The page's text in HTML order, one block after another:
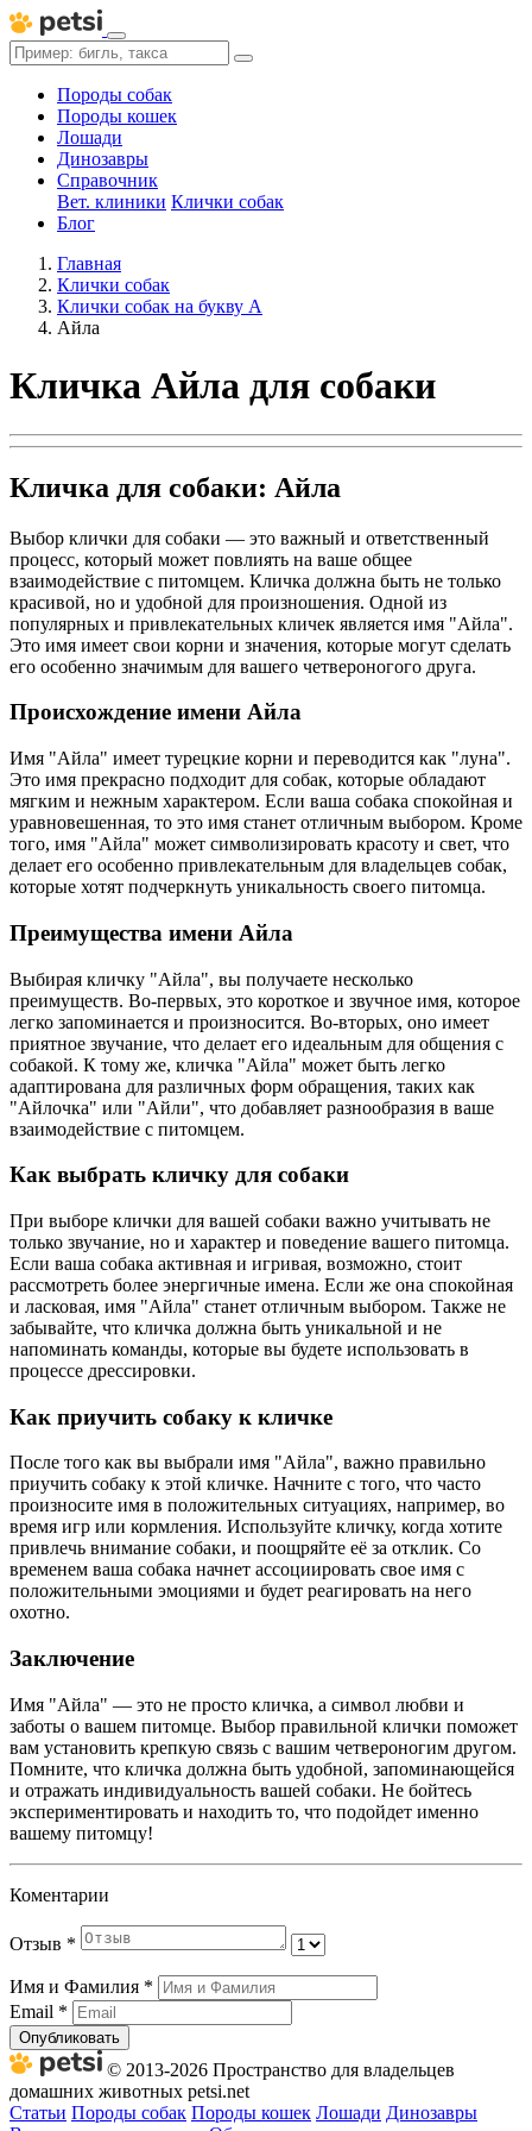
Породы собак
Породы кошек
Лошади
Динозавры
Справочник
Вет. клиники Клички собак
Блог
Главная
Клички собак
Клички собак на букву А
Айла
Кличка Айла для собаки
Кличка для собаки: Айла
Выбор клички для собаки — это важный и ответственный
процесс, который может повлиять на ваше общее
взаимодействие с питомцем. Кличка должна быть не только
красивой, но и удобной для произношения. Одной из
популярных и привлекательных кличек является имя "Айлa".
Это имя имеет свои корни и значения, которые могут сделать
его особенно значимым для вашего четвероногого друга.
Происхождение имени Айла
Имя "Айлa" имеет турецкие корни и переводится как "луна".
Это имя прекрасно подходит для собак, которые обладают
мягким и нежным характером. Если ваша собака спокойная и
уравновешенная, то это имя станет отличным выбором. Кроме
того, имя "Айлa" может символизировать красоту и свет, что
делает его особенно привлекательным для владельцев собак,
которые хотят подчеркнуть уникальность своего питомца.
Преимущества имени Айла
Выбирая кличку "Айлa", вы получаете несколько
преимуществ. Во-первых, это короткое и звучное имя, которое
легко запоминается и произносится. Во-вторых, оно имеет
приятное звучание, что делает его идеальным для общения с
собакой. К тому же, кличка "Айлa" может быть легко
адаптирована для различных форм обращения, таких как
"Айлочка" или "Айли", что добавляет разнообразия в ваше
взаимодействие с питомцем.
Как выбрать кличку для собаки
При выборе клички для вашей собаки важно учитывать не
только звучание, но и характер и поведение вашего питомца.
Если ваша собака активная и игривая, возможно, стоит
рассмотреть более энергичные имена. Если же она спокойная
и ласковая, имя "Айлa" станет отличным выбором. Также не
забывайте, что кличка должна быть уникальной и не
напоминать команды, которые вы будете использовать в
процессе дрессировки.
Как приучить собаку к кличке
После того как вы выбрали имя "Айлa", важно правильно
приучить собаку к этой кличке. Начните с того, что часто
произносите имя в положительных ситуациях, например, во
время игр или кормления. Используйте кличку, когда хотите
привлечь внимание собаки, и поощряйте её за отклик. Со
временем ваша собака начнет ассоциировать свое имя с
положительными эмоциями и будет реагировать на него
охотно.
Заключение
Имя "Айлa" — это не просто кличка, а символ любви и
заботы о вашем питомце. Выбор правильной клички поможет
вам установить крепкую связь с вашим четвероногим другом.
Помните, что кличка должна быть удобной, запоминающейся
и отражать индивидуальность вашей собаки. Не бойтесь
экспериментировать и находить то, что подойдет именно
вашему питомцу!
Коментарии
Отзыв *
Имя и Фамилия *
Email *
Опубликовать
© 2013-2026 Пространство для владельцев
домашних животных petsi.net
Статьи Породы собак Породы кошек Лошади Динозавры